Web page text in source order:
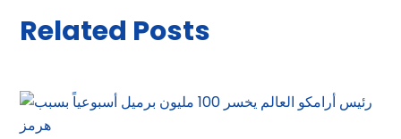
Related Posts